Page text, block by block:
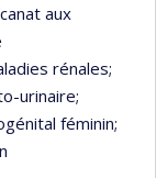
aux
rénales;
urinaire;
féminin;